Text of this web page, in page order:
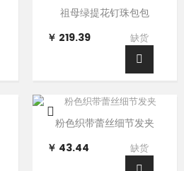
祖母绿提花钉珠包包
￥ 219.39
缺货
粉色织带蕾丝细节发夹
￥ 43.44
缺货